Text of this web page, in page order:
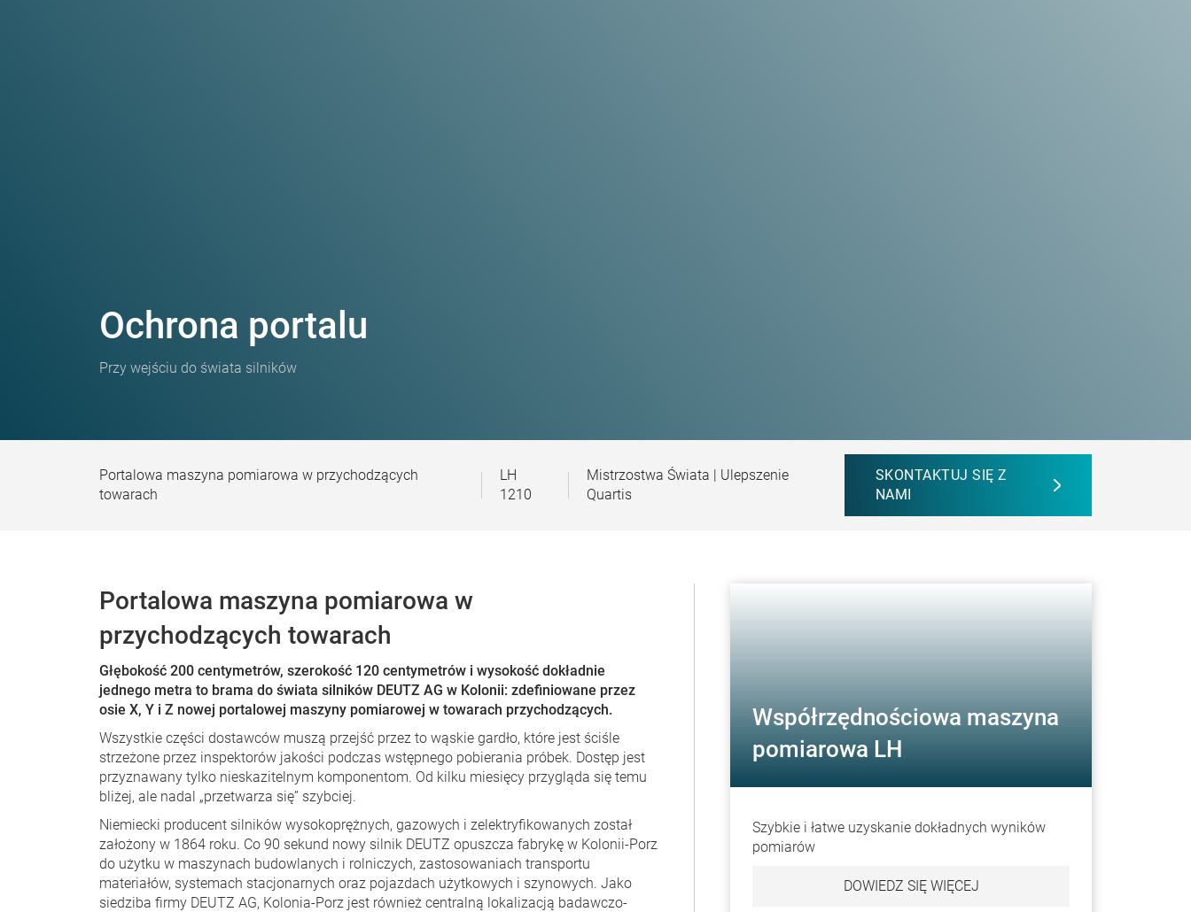
Ochrona portalu
Przy wejściu do świata silników
Portalowa maszyna pomiarowa w przychodzących
towarach
LH
1210
Mistrzostwa Świata | Ulepszenie
Quartis
SKONTAKTUJ SIĘ Z
NAMI
Portalowa maszyna pomiarowa w
przychodzących towarach
Głębokość 200 centymetrów, szerokość 120 centymetrów i wysokość dokładnie
jednego metra to brama do świata silników DEUTZ AG w Kolonii: zdefiniowane przez
osie X, Y i Z nowej portalowej maszyny pomiarowej w towarach przychodzących.
Wszystkie części dostawców muszą przejść przez to wąskie gardło, które jest ściśle
strzeżone przez inspektorów jakości podczas wstępnego pobierania próbek. Dostęp jest
przyznawany tylko nieskazitelnym komponentom. Od kilku miesięcy przygląda się temu
bliżej, ale nadal „przetwarza się” szybciej.
Niemiecki producent silników wysokoprężnych, gazowych i zelektryfikowanych został
założony w 1864 roku. Co 90 sekund nowy silnik DEUTZ opuszcza fabrykę w Kolonii-Porz
do użytku w maszynach budowlanych i rolniczych, zastosowaniach transportu
materiałów, systemach stacjonarnych oraz pojazdach użytkowych i szynowych. Jako
siedziba firmy DEUTZ AG, Kolonia-Porz jest również centralną lokalizacją badawczo-
Współrzędnościowa maszyna
pomiarowa LH
Szybkie i łatwe uzyskanie dokładnych wyników
pomiarów
DOWIEDZ SIĘ WIĘCEJ